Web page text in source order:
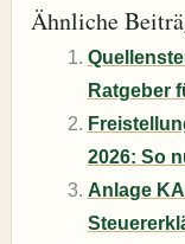
Ähnliche
Ratgeber
2026: So
Anlage